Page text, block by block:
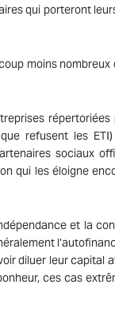
qui porteront
moins nombreux
répertoriées
refusent les
sociaux
qui les éloigne
et la
diluer leur capital
ces cas